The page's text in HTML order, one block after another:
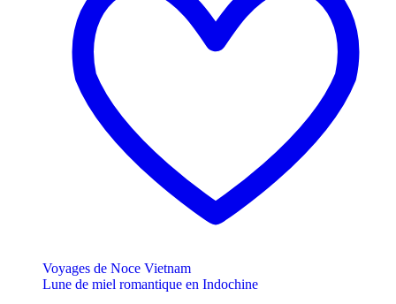
Voyages de Noce Vietnam
Lune de miel romantique en Indochine